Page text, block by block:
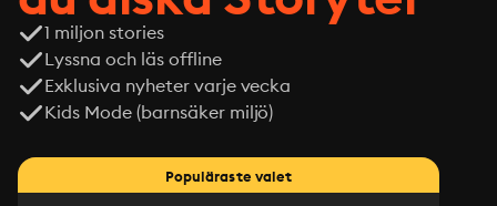
1 miljon stories
Lyssna och läs offline
Exklusiva nyheter varje vecka
Kids Mode (barnsäker miljö)
Populäraste valet